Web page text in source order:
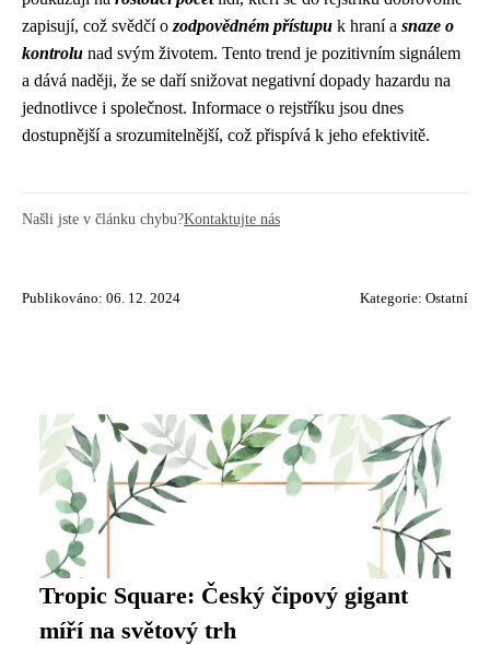
zapisují, což svědčí o zodpovědném přístupu k hraní a snaze o
kontrolu nad svým životem. Tento trend je pozitivním signálem
a dává naději, že se daří snižovat negativní dopady hazardu na
jednotlivce i společnost. Informace o rejstříku jsou dnes
dostupnější a srozumitelnější, což přispívá k jeho efektivitě.
Našli jste v článku chybu?Kontaktujte nás
Publikováno: 06. 12. 2024 Kategorie: Ostatní
Tropic Square: Český čipový gigant
míří na světový trh